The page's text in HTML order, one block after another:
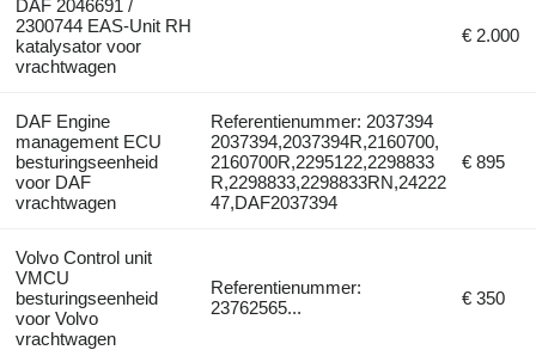
DAF 2046691 /
2300744 EAS-Unit RH
katalysator voor
vrachtwagen
€ 2.000
DAF Engine
management ECU
besturingseenheid
voor DAF
vrachtwagen
Referentienummer: 2037394
2037394,2037394R,2160700,
2160700R,2295122,2298833
R,2298833,2298833RN,24222
47,DAF2037394
€ 895
Volvo Control unit
VMCU
besturingseenheid
voor Volvo
vrachtwagen
Referentienummer:
23762565...
€ 350